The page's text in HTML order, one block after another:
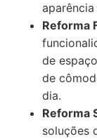
Reforma
de
de
dia.
Reforma
soluções